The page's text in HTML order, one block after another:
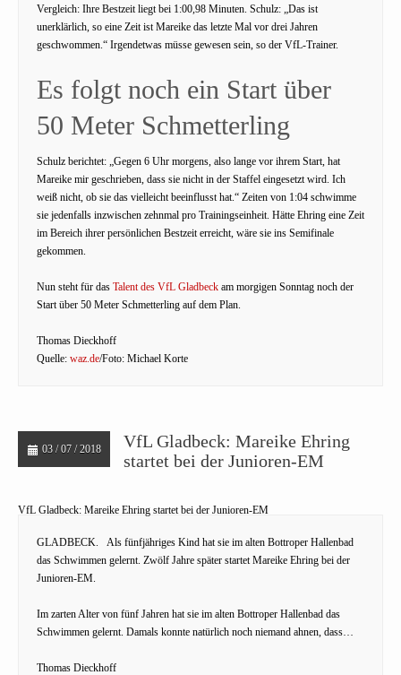
Vergleich: Ihre Bestzeit liegt bei 1:00,98 Minuten. Schulz: „Das ist
unerklärlich, so eine Zeit ist Mareike das letzte Mal vor drei Jahren
geschwommen.“ Irgendetwas müsse gewesen sein, so der VfL-Trainer.
Es folgt noch ein Start über
50 Meter Schmetterling
Schulz berichtet: „Gegen 6 Uhr morgens, also lange vor ihrem Start, hat
Mareike mir geschrieben, dass sie nicht in der Staffel eingesetzt wird. Ich
weiß nicht, ob sie das vielleicht beeinflusst hat.“ Zeiten von 1:04 schwimme
sie jedenfalls inzwischen zehnmal pro Trainingseinheit. Hätte Ehring eine Zeit
im Bereich ihrer persönlichen Bestzeit erreicht, wäre sie ins Semifinale
gekommen.
Nun steht für das Talent des VfL Gladbeck am morgigen Sonntag noch der
Start über 50 Meter Schmetterling auf dem Plan.
Thomas Dieckhoff
Quelle: waz.de/Foto: Michael Korte
03 / 07 / 2018
VfL Gladbeck: Mareike Ehring
startet bei der Junioren-EM
VfL Gladbeck: Mareike Ehring startet bei der Junioren-EM
GLADBECK.
Als fünfjähriges Kind hat sie im alten Bottroper Hallenbad
das Schwimmen gelernt. Zwölf Jahre später startet Mareike Ehring bei der
Junioren-EM.
Im zarten Alter von fünf Jahren hat sie im alten Bottroper Hallenbad das
Schwimmen gelernt. Damals konnte natürlich noch niemand ahnen, dass…
Thomas Dieckhoff